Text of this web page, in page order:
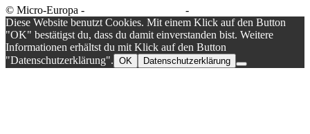
© Micro-Europa -
-
Diese Website benutzt Cookies. Mit einem Klick auf den Button
"OK" bestätigst du, dass du damit einverstanden bist. Weitere
Informationen erhältst du mit Klick auf den Button
"Datenschutzerklärung". OK Datenschutzerklärung